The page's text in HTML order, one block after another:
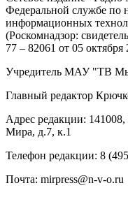
Федеральной службе по
информационных
(Роскомнадзор:
77 – 82061 от 05 октября
Учредитель МАУ "ТВ
Главный редактор
Адрес редакции:
Мира, д.7, к.1
Телефон редакции: 8
Почта: mirpress@n-v-o.ru